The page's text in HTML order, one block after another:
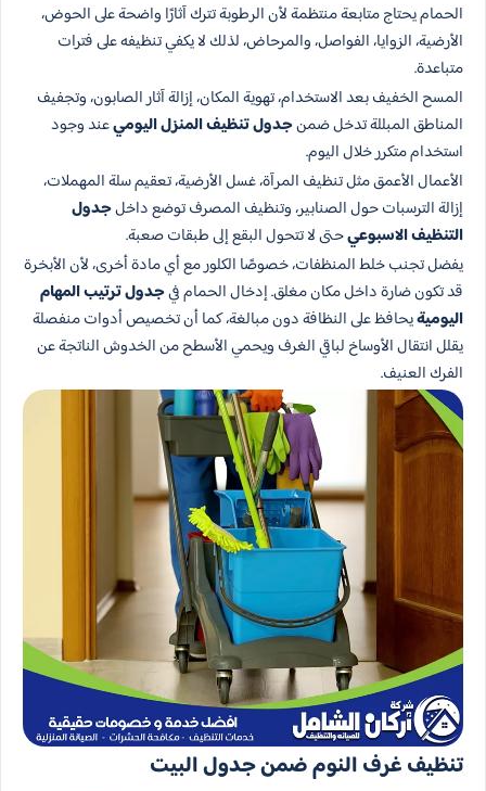
الحمام يحتاج متابعة منتظمة لأن الرطوبة تترك آثارًا واضحة على الحوض،
الأرضية، الزوايا، الفواصل، والمرحاض، لذلك لا يكفي تنظيفه على فترات
متباعدة.
المسح الخفيف بعد الاستخدام، تهوية المكان، إزالة آثار الصابون، وتجفيف
المناطق المبللة تدخل ضمنجدول تنظيف المنزل اليوميعند وجود
استخدام متكرر خلال اليوم.
الأعمال الأعمق مثل تنظيف المرآة، غسل الأرضية، تعقيم سلة المهملات،
إزالة الترسبات حول الصنابير، وتنظيف المصرف توضع داخلجدول
التنظيف الاسبوعيحتى لا تتحول البقع إلى طبقات صعبة.
يفضل تجنب خلط المنظفات، خصوصًا الكلور مع أي مادة أخرى، لأن الأبخرة
قد تكون ضارة داخل مكان مغلق. إدخال الحمام فيجدول ترتيب المهام
اليوميةيحافظ على النظافة دون مبالغة، كما أن تخصيص أدوات منفصلة
يقلل انتقال الأوساخ لباقي الغرف ويحمي الأسطح من الخدوش الناتجة عن
الفرك العنيف.
تنظيف غرف النوم ضمن جدول البيت